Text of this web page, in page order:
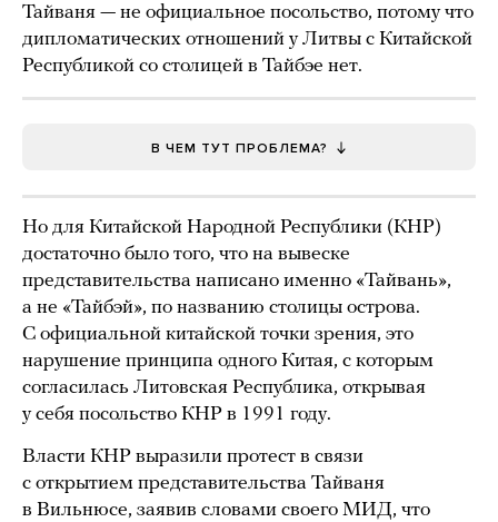
Тайваня — не официальное посольство, потому что
дипломатических отношений у Литвы с Китайской
Республикой со столицей в Тайбэе нет.
В ЧЕМ ТУТ ПРОБЛЕМА?
Но для Китайской Народной Республики (КНР)
достаточно было того, что на вывеске
представительства написано именно «Тайвань»,
а не «Тайбэй», по названию столицы острова.
С официальной китайской точки зрения, это
нарушение принципа одного Китая, с которым
согласилась Литовская Республика, открывая
у себя посольство КНР в 1991 году.
Власти КНР выразили протест в связи
с открытием представительства Тайваня
в Вильнюсе, заявив словами своего МИД, что